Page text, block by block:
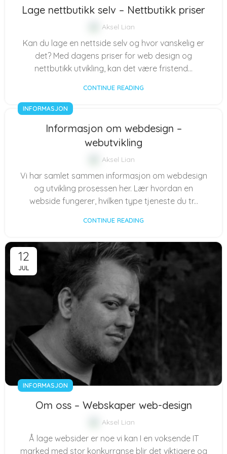
Lage nettbutikk selv – Nettbutikk priser
Aksel Lian
Kan du lage en nettside selv og hvor vanskelig er
det? Med dagens priser for web design og
nettbutikk utvikling, kan det være fristend...
CONTINUE READING
INFORMASJON
Informasjon om webdesign –
webutvikling
Aksel Lian
Vi har samlet sammen informasjon om webdesign
og utvikling prosessen her. Lær hvordan en
webside fungerer, hvilken type tjeneste du tr...
CONTINUE READING
12
JUL
INFORMASJON
Om oss – Webskaper web-design
Aksel Lian
Å lage websider er noe vi kan I en voksende IT
marked med stor konkurranse blir det viktigere og